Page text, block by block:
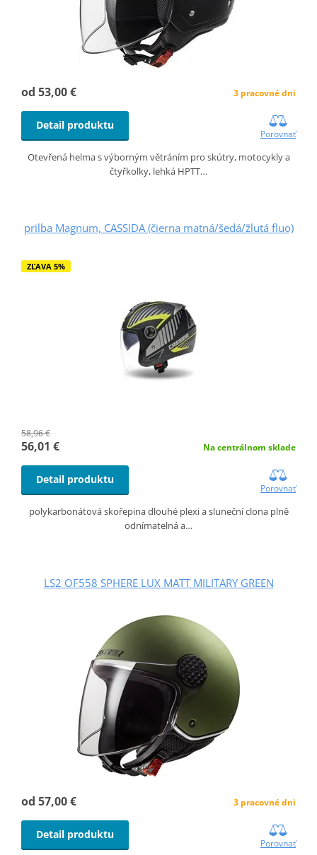
od 53,00 € 3 pracovné dni
Detail produktu
Porovnať
Otevřená helma s výborným větráním pro skútry, motocykly a
čtyřkolky, lehká HPTT…
prilba Magnum, CASSIDA (čierna matná/šedá/žlutá fluo)
ZĽAVA 5%
58,96 €
56,01 € Na centrálnom sklade
Detail produktu
Porovnať
polykarbonátová skořepina dlouhé plexi a sluneční clona plně
odnímatelná a…
LS2 OF558 SPHERE LUX MATT MILITARY GREEN
od 57,00 € 3 pracovné dni
Detail produktu
Porovnať